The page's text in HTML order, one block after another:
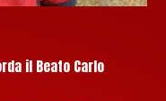
il Beato Carlo